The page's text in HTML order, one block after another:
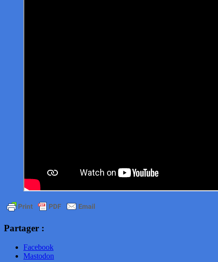
Partager :
Facebook
Mastodon